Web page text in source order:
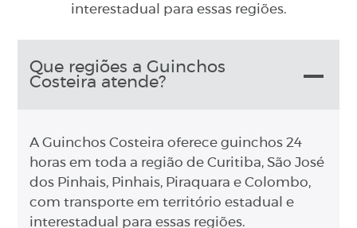
interestadual para essas regiões.
Que regiões a Guinchos
Costeira atende?
A Guinchos Costeira oferece guinchos 24
horas em toda a região de Curitiba, São José
dos Pinhais, Pinhais, Piraquara e Colombo,
com transporte em território estadual e
interestadual para essas regiões.